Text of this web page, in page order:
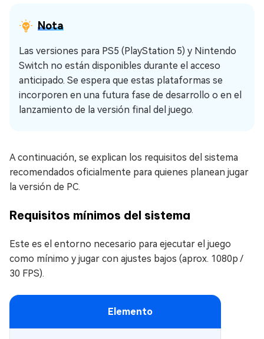
Nota
Las versiones para PS5 (PlayStation 5) y Nintendo
Switch no están disponibles durante el acceso
anticipado. Se espera que estas plataformas se
incorporen en una futura fase de desarrollo o en el
lanzamiento de la versión final del juego.
A continuación, se explican los requisitos del sistema
recomendados oficialmente para quienes planean jugar
la versión de PC.
Requisitos mínimos del sistema
Este es el entorno necesario para ejecutar el juego
como mínimo y jugar con ajustes bajos (aprox. 1080p /
30 FPS).
Elemento